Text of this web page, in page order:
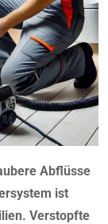
Abflüsse
ist
Verstopfte